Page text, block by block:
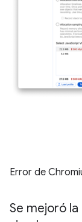
Error de
Se mejoró